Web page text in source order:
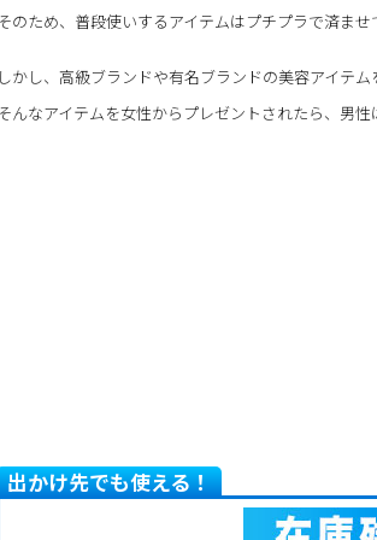
のため、普段使いするアイテムはプチプラで済ま
しかし、高級ブランドや有名ブランドの美容アイテ
んなアイテムを女性からプレゼントされたら、男
出かけ先でも使える！